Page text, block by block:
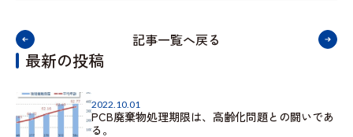
記事一覧へ戻る
最新の投稿
2022.10.01
PCB廃棄物処理期限は、高齢化問題との闘いであ
る。